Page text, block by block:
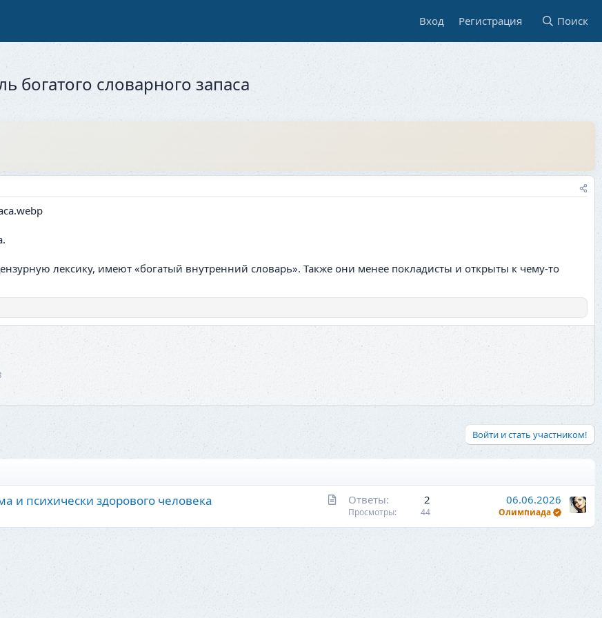
Вход Регистрация Поиск
богатого словарного запаса
лексику, имеют «богатый внутренний словарь». Также они менее покладисты и открыты к чему-то
Войти и стать участником!
а
и психически здорового человека Ответы 2
Просмотры 44
06.06.2026
Олимпиада